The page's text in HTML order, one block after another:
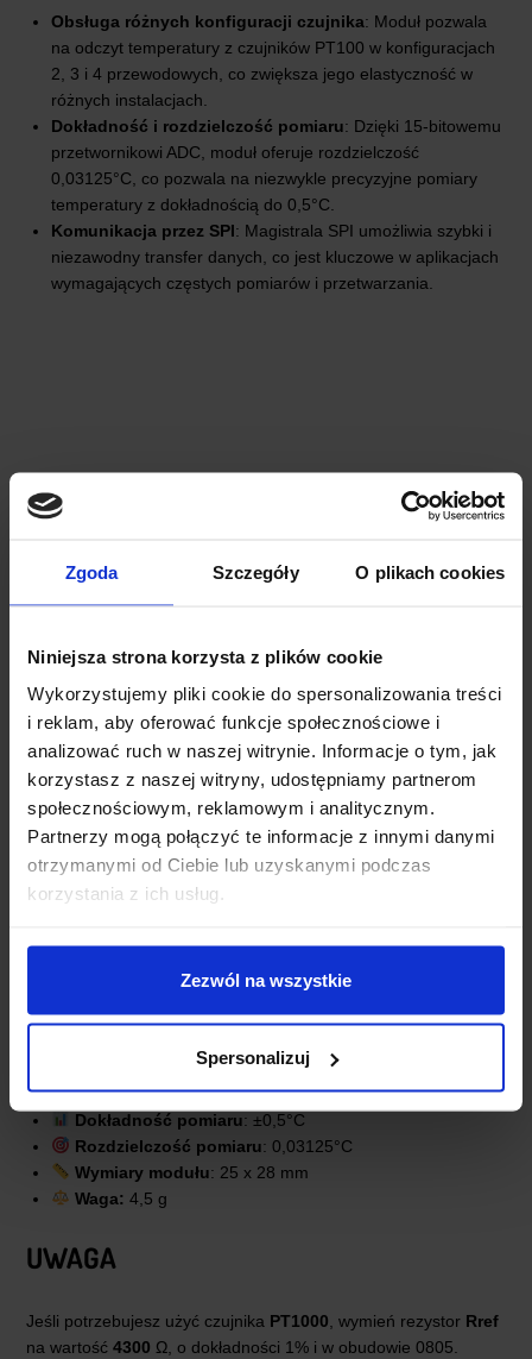
Zgoda Szczegóły O plikach cookies
Niniejsza strona korzysta z plików cookie
Wykorzystujemy pliki cookie do spersonalizowania treści
i reklam, aby oferować funkcje społecznościowe i
analizować ruch w naszej witrynie. Informacje o tym, jak
korzystasz z naszej witryny, udostępniamy partnerom
społecznościowym, reklamowym i analitycznym.
Partnerzy mogą połączyć te informacje z innymi danymi
otrzymanymi od Ciebie lub uzyskanymi podczas
korzystania z ich usług.
Zezwól na wszystkie
Spersonalizuj
Obsługa różnych konfiguracji czujnika: Moduł pozwala
na odczyt temperatury z czujników PT100 w konfiguracjach
2, 3 i 4 przewodowych, co zwiększa jego elastyczność w
różnych instalacjach.
Dokładność i rozdzielczość pomiaru: Dzięki 15-bitowemu
przetwornikowi ADC, moduł oferuje rozdzielczość
0,03125°C, co pozwala na niezwykle precyzyjne pomiary
temperatury z dokładnością do 0,5°C.
Komunikacja przez SPI: Magistrala SPI umożliwia szybki i
niezawodny transfer danych, co jest kluczowe w aplikacjach
wymagających częstych pomiarów i przetwarzania.
Moduł wzmacniacza MAX31865 – Przetwornik
PT100 z interfejsem SPI
: SPI
Typ czujnika: PT100
Dokładność pomiaru: ±0,5°C
Rozdzielczość pomiaru: 0,03125°C
Wymiary modułu: 25 x 28 mm
Waga: 4,5 g
UWAGA
Jeśli potrzebujesz użyć czujnika PT1000 , wymień rezystor Rref
na wartość 4300 Ω, o dokładności 1% i w obudowie 0805.